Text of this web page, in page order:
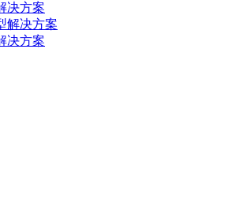
决方案
解决方案
决方案